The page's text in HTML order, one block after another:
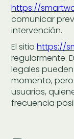
https://
comunicar
intervención.
El sitiohttps://
regularmente.
legales
momento,
usuarios,
frecuencia